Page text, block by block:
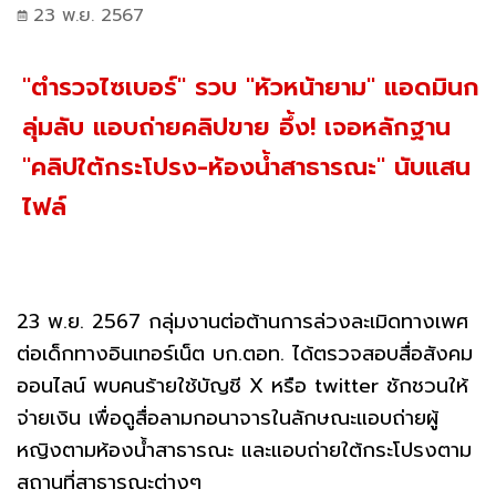
23 พ.ย. 2567
"ตำรวจไซเบอร์" รวบ "หัวหน้ายาม" แอดมินก
ลุ่มลับ แอบถ่ายคลิปขาย อึ้ง! เจอหลักฐาน
"คลิปใต้กระโปรง-ห้องน้ำสาธารณะ" นับแสน
ไฟล์
23 พ.ย. 2567 กลุ่มงานต่อต้านการล่วงละเมิดทางเพศ
ต่อเด็กทางอินเทอร์เน็ต บก.ตอท. ได้ตรวจสอบสื่อสังคม
ออนไลน์ พบคนร้ายใช้บัญชี X หรือ twitter ชักชวนให้
จ่ายเงิน เพื่อดูสื่อลามกอนาจารในลักษณะแอบถ่ายผู้
หญิงตามห้องน้ำสาธารณะ และแอบถ่ายใต้กระโปรงตาม
สถานที่สาธารณะต่างๆ